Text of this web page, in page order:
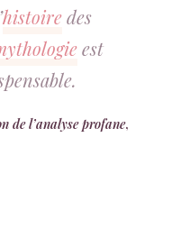
histoiredes
est
de l’analyse profane,